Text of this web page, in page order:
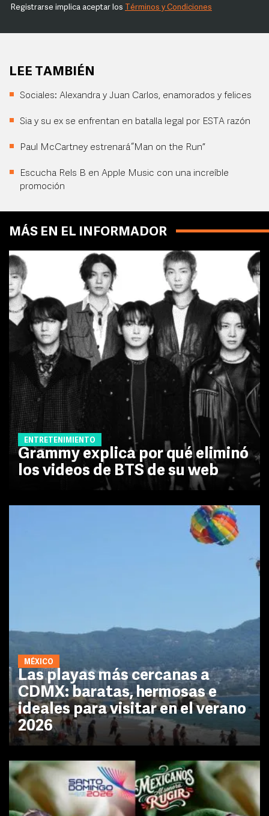
Registrarse implica aceptar los Términos y Condiciones
LEE TAMBIÉN
Sociales: Alexandra y Juan Carlos, enamorados y felices
Sia y su ex se enfrentan en batalla legal por ESTA razón
Paul McCartney estrenará “Man on the Run”
Escucha Rels B en Apple Music con una increíble
promoción
MÁS EN EL INFORMADOR
ENTRETENIMIENTO
Grammy explica por qué eliminó
los videos de BTS de su web
MÉXICO
Las playas más cercanas a
CDMX: baratas, hermosas e
ideales para visitar en el verano
2026